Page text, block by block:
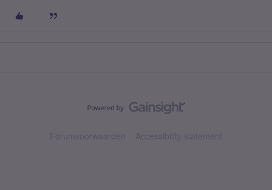
Forumvoorwaarden Accessibility statement